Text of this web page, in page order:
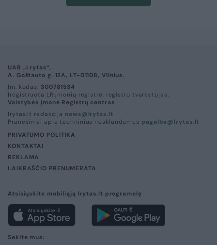
UAB „Lrytas“,
A. Goštauto g. 12A, LT-01108, Vilnius.
Įm. kodas: 300781534
Įregistruota LR įmonių registre, registro tvarkytojas:
Valstybės įmonė Registrų centras
lrytas.lt redakcija news@lrytas.lt
Pranešimai apie techninius nesklandumus pagalba@lrytas.lt
PRIVATUMO POLITIKA
KONTAKTAI
REKLAMA
LAIKRAŠČIO PRENUMERATA
Atsisiųskite mobiliąją lrytas.lt programėlę
Sekite mus: